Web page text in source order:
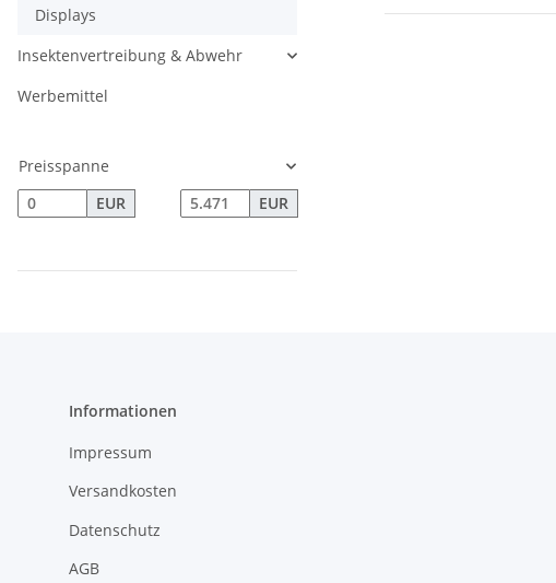
Displays
Insektenvertreibung & Abwehr
Werbemittel
Preisspanne
EUR
EUR
Informationen
Impressum
Versandkosten
Datenschutz
AGB